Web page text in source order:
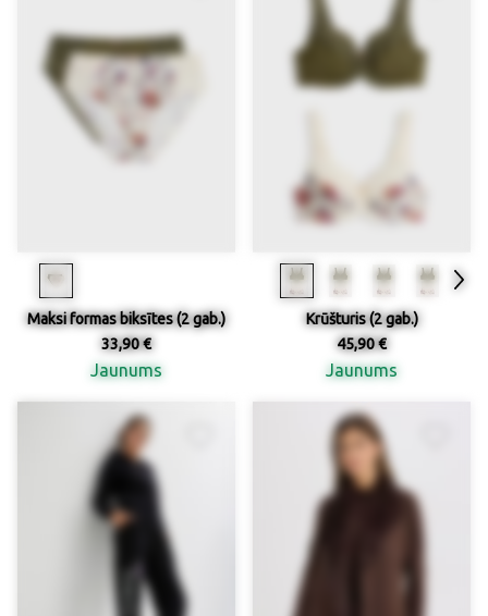
Maksi formas biksītes (2 gab.)
33,90 €
Jaunums
Krūšturis (2 gab.)
45,90 €
Jaunums